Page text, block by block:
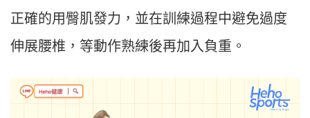
正確的用臀肌發力，並在訓練過程中避免過度
伸展腰椎，等動作熟練後再加入負重。